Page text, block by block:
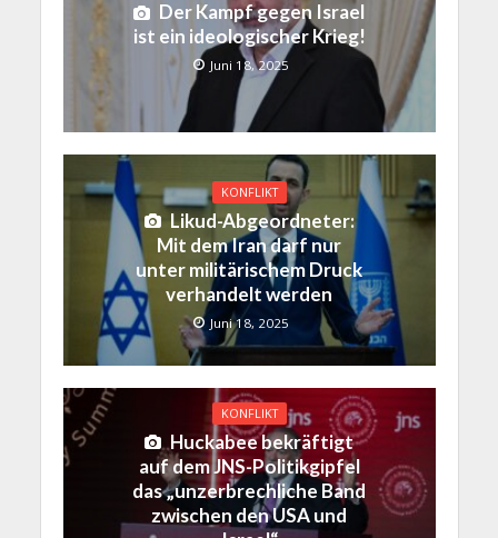
Der Kampf gegen Israel
ist ein ideologischer Krieg!
Juni 18, 2025
KONFLIKT
Likud-Abgeordneter:
Mit dem Iran darf nur
unter militärischem Druck
verhandelt werden
Juni 18, 2025
KONFLIKT
Huckabee bekräftigt
auf dem JNS-Politikgipfel
das „unzerbrechliche Band
zwischen den USA und